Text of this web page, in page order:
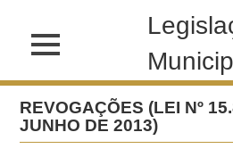
REVOGAÇÕES (LEI Nº
JUNHO DE 2013)